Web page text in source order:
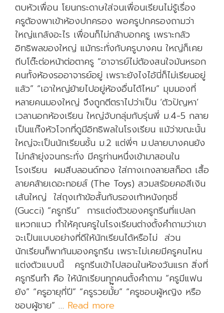
ตบหัวเพื่อน โยนกระดาษใส่จนเพื่อนเรียนไม่รู้เรื่อง
ครูต้องพาเข้าห้องปกครอง พอครูปกครองถามว่า
ใหญ่แกล้งอะไร เพื่อนก็ไม่กล้าบอกครู เพราะกลัว
อิทธิพลของใหญ่ แม้กระทั่งกับครูบางคน ใหญ่ก็เคย
ถีบโต๊ะต่อหน้าต่อตาครู “อาจารย์ไม่ต้องสนใจมันหรอก
คนทั้งห้องรออาจารย์อยู่ เพราะยังไงไอ้นี่ก็ไม่เรียนอยู่
แล้ว” “เอาใหญ่ย้ายไปอยู่ห้องอื่นได้ไหม” มุมมองที่
หลายคนมองใหญ่ จึงถูกตีตราไปว่าเป็น ‘ตัวปัญหา’
เวลานอกห้องเรียน ใหญ่จับกลุ่มกับรุ่นพี่ ม.4-5 กลาย
เป็นแก๊งหัวโจกที่ดูมีอิทธิพลในโรงเรียน แม้ว่าขณะนั้น
ใหญ่จะเป็นนักเรียนชั้น ม.2 แต่พี่ๆ ม.ปลายบางคนยัง
ไม่กล้ายุ่งจนกระทั่ง มีครูท่านหนึ่งเข้ามาสอนใน
โรงเรียน ผมสีบลอนด์ทอง ใส่กางเกงลายสก็อต เสื้อ
ลายคล้ายเดอะทอยส์ (The Toys) สวมสร้อยคอสีเงิน
เส้นใหญ่ ใส่ถุงเท้าข้อสั้นกับรองเท้าหนังกุชชี่
(Gucci) “ครูกรีน” การแต่งตัวของครูกรีนที่แปลก
แหวกแนว ทำให้คุณครูในโรงเรียนต่างตั้งคำถามว่าเขา
จะเป็นแบบอย่างที่ดีให้นักเรียนได้หรือไม่ ส่วน
นักเรียนก็พากันมองครูกรีน เพราะไม่เคยมีครูคนไหน
แต่งตัวแบบนี้ ครูกรีนเข้าไปสอนในห้องวันแรก สิ่งที่
ครูกรีนทำ คือ ให้นักเรียนทุกคนตั้งคำถาม “ครูมีแฟน
ยัง” “ครูอายุกี่ปี” “ครูรวยมั้๊ย” “ครูชอบผู้หญิง หรือ
ชอบผู้ชาย” … Read more